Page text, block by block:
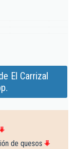
El Carrizal
de quesos